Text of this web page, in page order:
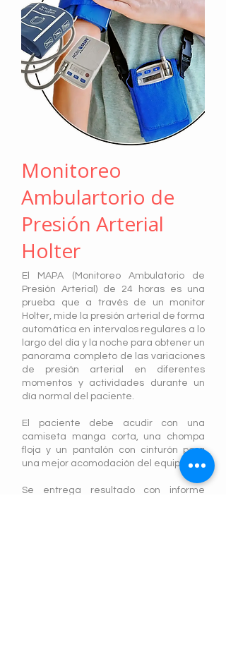
Monitoreo
Ambulartorio de
Presión Arterial
Holter
El MAPA (Monitoreo Ambulatorio de
Presión Arterial) de 24 horas es una
prueba que a través de un monitor
Holter, mide la presión arterial de forma
automática en intervalos regulares a lo
largo del día y la noche para obtener un
panorama completo de las variaciones
de presión arterial en diferentes
momentos y actividades durante un
día normal del paciente.
El paciente debe acudir con una
camiseta manga corta, una chompa
floja y un pantalón con cinturón para
una mejor acomodación del equipo.
Se entrega resultado con informe